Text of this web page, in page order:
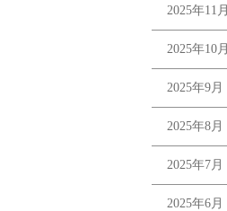
2025年11月
2025年10月
2025年9月
2025年8月
2025年7月
2025年6月